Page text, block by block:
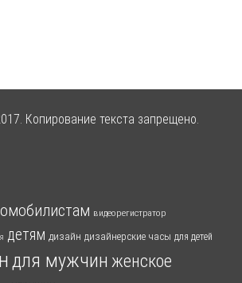
Копирование текста запрещено.
видеорегистратор
детям дизайн дизайнерские часы для детей
для мужчин женское